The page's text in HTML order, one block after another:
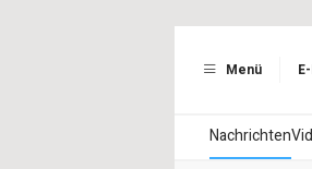
Menü
Nachrichten